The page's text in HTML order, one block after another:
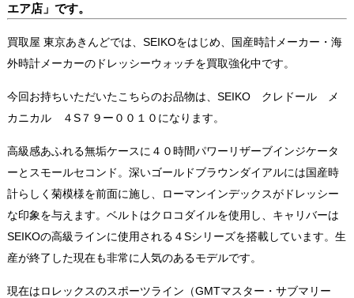
エア店」です。
買取屋 東京あきんどでは、SEIKOをはじめ、国産時計メーカー・海
外時計メーカーのドレッシーウォッチを買取強化中です。
今回お持ちいただいたこちらのお品物は、SEIKO クレドール メ
カニカル ４S７９ー００１０になります。
高級感あふれる無垢ケースに４０時間パワーリザーブインジケータ
ーとスモールセコンド。深いゴールドブラウンダイアルには国産時
計らしく菊模様を前面に施し、ローマンインデックスがドレッシー
な印象を与えます。ベルトはクロコダイルを使用し、キャリバーは
SEIKOの高級ラインに使用される４Sシリーズを搭載しています。生
産が終了した現在も非常に人気のあるモデルです。
現在はロレックスのスポーツライン（GMTマスター・サブマリー